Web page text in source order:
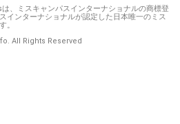
、ミスキャンパスインターナショナルの商標登
インターナショナルが認定した日本唯一のミス
。
All Rights Reserved